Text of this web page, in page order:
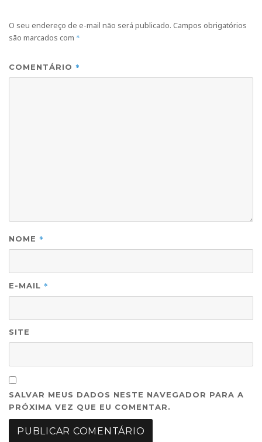
O seu endereço de e-mail não será publicado. Campos obrigatórios
são marcados com *
COMENTÁRIO *
NOME *
E-MAIL *
SITE
SALVAR MEUS DADOS NESTE NAVEGADOR PARA A
PRÓXIMA VEZ QUE EU COMENTAR.